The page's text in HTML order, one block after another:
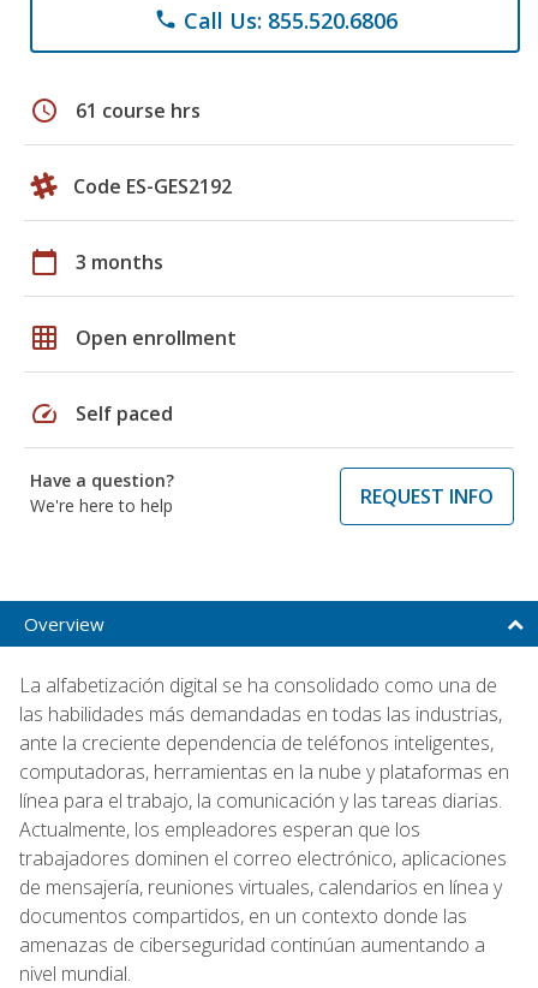
phone Call Us: 855.520.6806
schedule 61 course hrs
Code ES-GES2192
calendar_today 3 months
grid_on Open enrollment
speed Self paced
Have a question?
We're here to help
REQUEST INFO
Overview
La alfabetización digital se ha consolidado como una de
las habilidades más demandadas en todas las industrias,
ante la creciente dependencia de teléfonos inteligentes,
computadoras, herramientas en la nube y plataformas en
línea para el trabajo, la comunicación y las tareas diarias.
Actualmente, los empleadores esperan que los
trabajadores dominen el correo electrónico, aplicaciones
de mensajería, reuniones virtuales, calendarios en línea y
documentos compartidos, en un contexto donde las
amenazas de ciberseguridad continúan aumentando a
nivel mundial.